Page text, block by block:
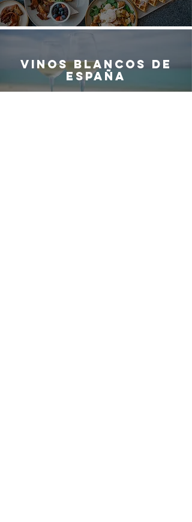
Vinos blancos de
España